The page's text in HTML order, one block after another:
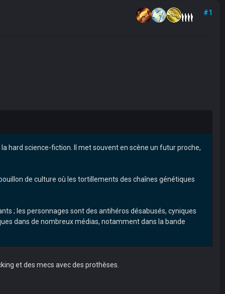
#1
hard science-fiction. Il met souvent en scène un futur proche,
de culture où les tortillements des chaînes génétiques
; les personnages sont des antihéros désabusés, cyniques
dans de nombreux médias, notamment dans la bande
et des mecs avec des prothèses.